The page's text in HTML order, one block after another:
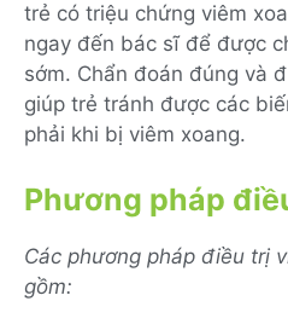
trẻ có triệu chứng viêm
ngay đến bác sĩ để được
sớm. Chẩn đoán đúng và
giúp trẻ tránh được các
phải khi bị viêm xoang.
Phương pháp
Các phương pháp điều trị
gồm: